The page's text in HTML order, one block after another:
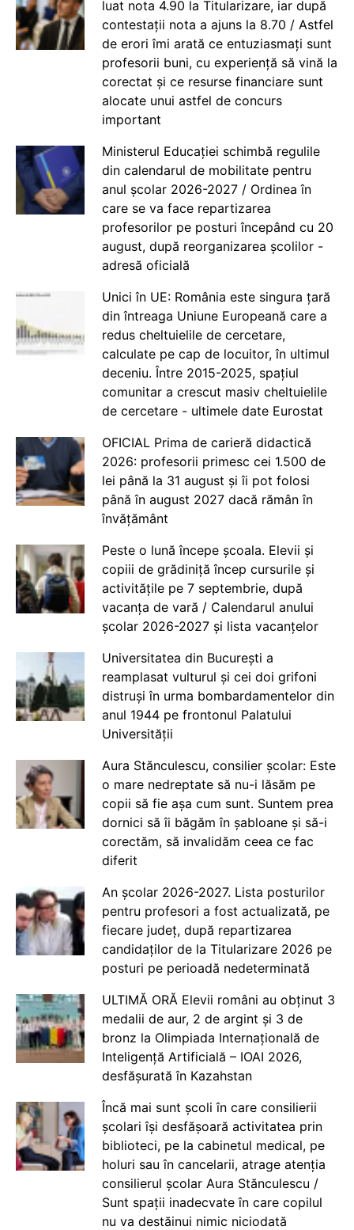
luat nota 4.90 la Titularizare, iar după
contestații nota a ajuns la 8.70 / Astfel
de erori îmi arată ce entuziasmați sunt
profesorii buni, cu experiență să vină la
corectat și ce resurse financiare sunt
alocate unui astfel de concurs
important
Ministerul Educației schimbă regulile
din calendarul de mobilitate pentru
anul școlar 2026-2027 / Ordinea în
care se va face repartizarea
profesorilor pe posturi începând cu 20
august, după reorganizarea școlilor -
adresă oficială
Unici în UE: România este singura țară
din întreaga Uniune Europeană care a
redus cheltuielile de cercetare,
calculate pe cap de locuitor, în ultimul
deceniu. Între 2015-2025, spațiul
comunitar a crescut masiv cheltuielile
de cercetare - ultimele date Eurostat
OFICIAL Prima de carieră didactică
2026: profesorii primesc cei 1.500 de
lei până la 31 august și îi pot folosi
până în august 2027 dacă rămân în
învățământ
Peste o lună începe școala. Elevii și
copiii de grădiniță încep cursurile și
activitățile pe 7 septembrie, după
vacanța de vară / Calendarul anului
școlar 2026-2027 și lista vacanțelor
Universitatea din București a
reamplasat vulturul și cei doi grifoni
distruși în urma bombardamentelor din
anul 1944 pe frontonul Palatului
Universității
Aura Stănculescu, consilier școlar: Este
o mare nedreptate să nu-i lăsăm pe
copii să fie așa cum sunt. Suntem prea
dornici să îi băgăm în șabloane și să-i
corectăm, să invalidăm ceea ce fac
diferit
An școlar 2026-2027. Lista posturilor
pentru profesori a fost actualizată, pe
fiecare județ, după repartizarea
candidaților de la Titularizare 2026 pe
posturi pe perioadă nedeterminată
ULTIMĂ ORĂ Elevii români au obținut 3
medalii de aur, 2 de argint și 3 de
bronz la Olimpiada Internațională de
Inteligență Artificială – IOAI 2026,
desfășurată în Kazahstan
Încă mai sunt școli în care consilierii
școlari își desfășoară activitatea prin
biblioteci, pe la cabinetul medical, pe
holuri sau în cancelarii, atrage atenția
consilierul școlar Aura Stănculescu /
Sunt spații inadecvate în care copilul
nu va destăinui nimic niciodată